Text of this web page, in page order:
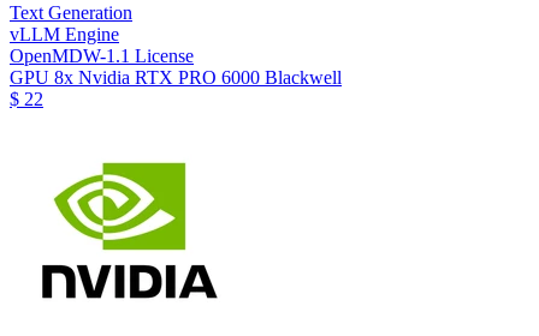
Text Generation
vLLM Engine
OpenMDW-1.1 License
GPU 8x Nvidia RTX PRO 6000 Blackwell
$ 22